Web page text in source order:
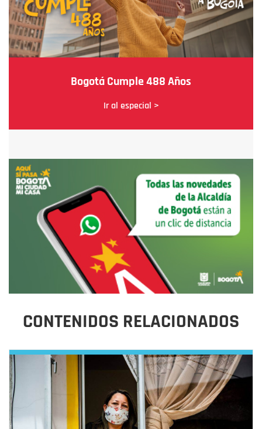
Bogotá Cumple 488 Años
Ir al especial >
CONTENIDOS RELACIONADOS